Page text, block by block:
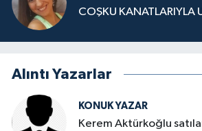
COŞKU KANATLARIYLA
Alıntı Yazarlar
KONUK YAZAR
Kerem Aktürkoğlu